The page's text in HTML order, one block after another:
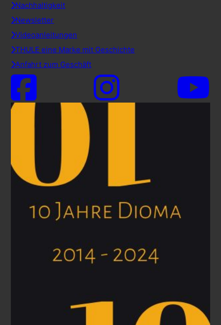
Nachhaltigkeit
Newsletter
Videoanleitungen
THULE eine Marke mit Geschichte
Anfahrt zum Geschäft